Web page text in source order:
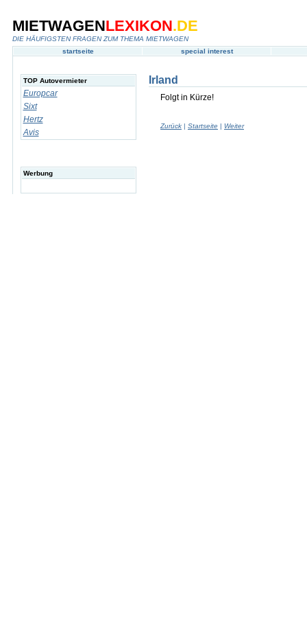
MIETWAGENLEXIKON.DE
DIE HÄUFIGSTEN FRAGEN ZUM THEMA MIETWAGEN
startseite
special interest
TOP Autovermieter
Europcar
Sixt
Hertz
Avis
Werbung
Irland
Folgt in Kürze!
Zurück | Startseite | Weiter